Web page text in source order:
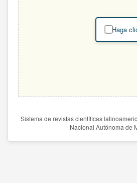
Haga
Sistema de revistas científicas
Nacional Autónoma de